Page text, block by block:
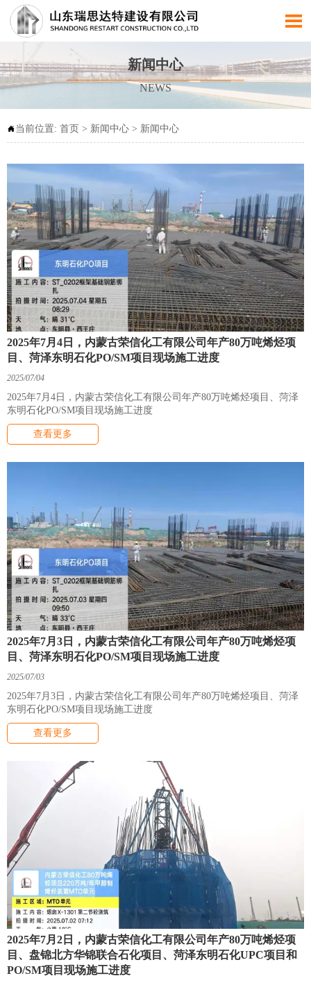

新闻中心
NEWS
当前位置: 首页 > 新闻中心 > 新闻中心
2025年7月4日，内蒙古荣信化工有限公司年产80万吨烯烃项
目、菏泽东明石化PO/SM项目现场施工进度
2025/07/04
2025年7月4日，内蒙古荣信化工有限公司年产80万吨烯烃项目、菏泽
东明石化PO/SM项目现场施工进度
查看更多
2025年7月3日，内蒙古荣信化工有限公司年产80万吨烯烃项
目、菏泽东明石化PO/SM项目现场施工进度
2025/07/03
2025年7月3日，内蒙古荣信化工有限公司年产80万吨烯烃项目、菏泽
东明石化PO/SM项目现场施工进度
查看更多
2025年7月2日，内蒙古荣信化工有限公司年产80万吨烯烃项
目、盘锦北方华锦联合石化项目、菏泽东明石化UPC项目和
PO/SM项目现场施工进度